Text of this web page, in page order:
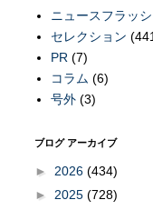
ニュースフラッシ
セレクション
PR (7)
コラム (6)
号外 (3)
ブログ アーカイブ
► 2026 (434)
► 2025 (728)